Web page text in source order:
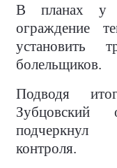
В планах у
ограждение
установить
болельщиков.
Подводя
Зубцовский
подчеркнул
контроля.